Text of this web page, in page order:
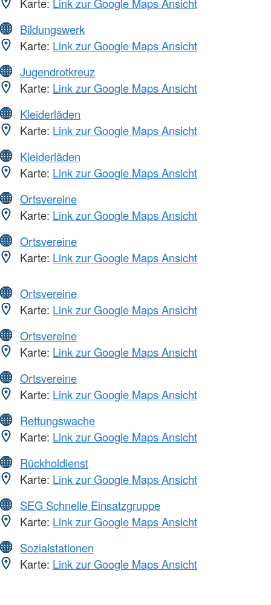
Bildungswerk
Karte: Link zur Google Maps Ansicht
Jugendrotkreuz
Karte: Link zur Google Maps Ansicht
Kleiderläden
Karte: Link zur Google Maps Ansicht
Kleiderläden
Karte: Link zur Google Maps Ansicht
Ortsvereine
Karte: Link zur Google Maps Ansicht
Ortsvereine
Karte: Link zur Google Maps Ansicht
Ortsvereine
Karte: Link zur Google Maps Ansicht
Ortsvereine
Karte: Link zur Google Maps Ansicht
Ortsvereine
Karte: Link zur Google Maps Ansicht
Rettungswache
Karte: Link zur Google Maps Ansicht
Rückholdienst
Karte: Link zur Google Maps Ansicht
SEG Schnelle Einsatzgruppe
Karte: Link zur Google Maps Ansicht
Sozialstationen
Karte: Link zur Google Maps Ansicht